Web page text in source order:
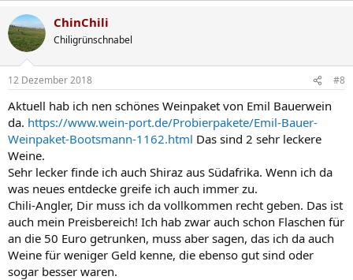
ChinChili
Chiligrünschnabel
12 Dezember 2018 #8
Aktuell hab ich nen schönes Weinpaket von Emil Bauerwein
da. https://www.wein-port.de/Probierpakete/Emil-Bauer-
Weinpaket-Bootsmann-1162.html Das sind 2 sehr leckere
Weine.
Sehr lecker finde ich auch Shiraz aus Südafrika. Wenn ich da
was neues entdecke greife ich auch immer zu.
Chili-Angler, Dir muss ich da vollkommen recht geben. Das ist
auch mein Preisbereich! Ich hab zwar auch schon Flaschen für
an die 50 Euro getrunken, muss aber sagen, das ich da auch
Weine für weniger Geld kenne, die ebenso gut sind oder
sogar besser waren.